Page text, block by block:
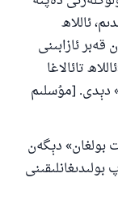
ئاللاھ
قەبر ئازابىنى
تائالاغا
دېدى. [مۇسلىم
بولغان» دېگەن